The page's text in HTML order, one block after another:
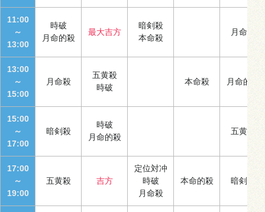
11:00
～
13:00
時破
月命的殺
最大吉方
暗剣殺
本命殺
月命殺
13:00
～
15:00
月命殺
五黄殺
時破
本命殺 月命的殺
15:00
～
17:00
暗剣殺
時破
月命的殺
五黄殺
17:00
～
19:00
五黄殺 吉方
定位対冲
時破
月命殺
本命的殺 暗剣殺